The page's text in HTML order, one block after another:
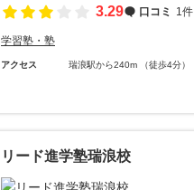
3.29
口コミ 1件
学習塾・塾
アクセス 瑞浪駅から240m （徒歩4分）
リード進学塾瑞浪校